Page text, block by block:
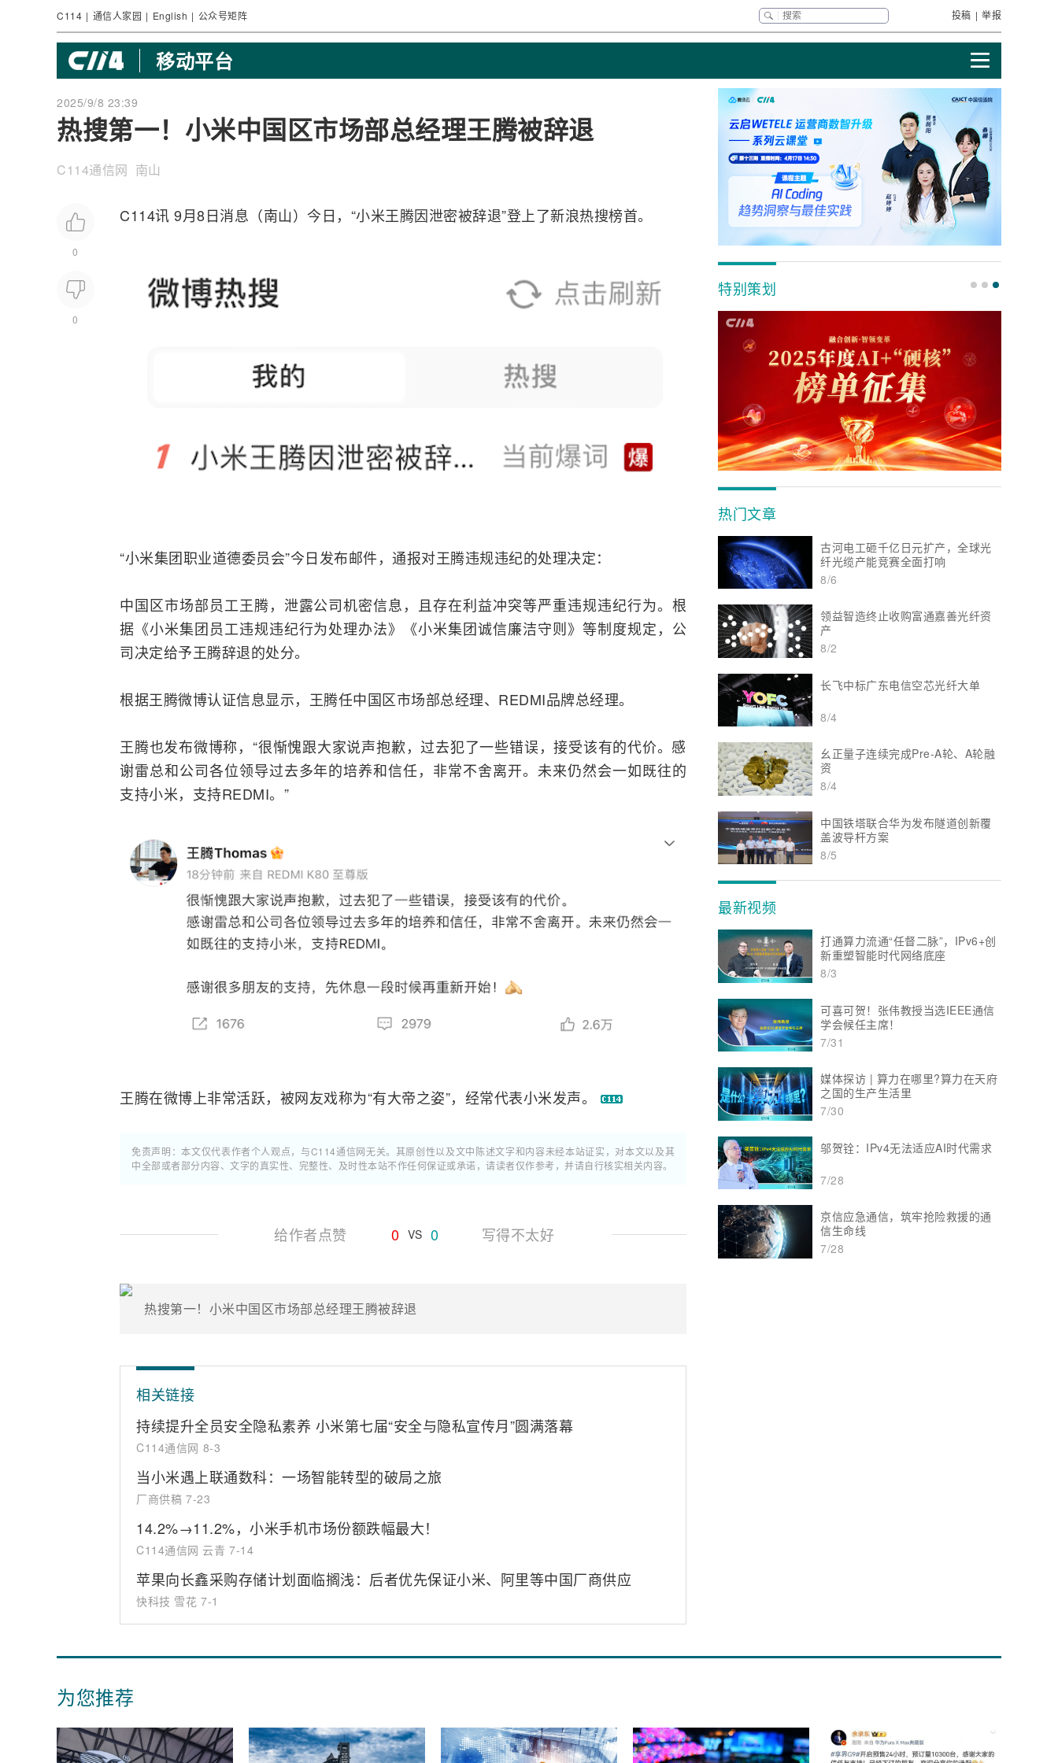
C114 | 通信人家园 | English | 公众号矩阵 投稿 | 举报
移动平台
2025/9/8 23:39
热搜第一！小米中国区市场部总经理王腾被辞退
C114通信网 南山
0
0
C114讯 9月8日消息（南山）今日，“小米王腾因泄密被辞退”登上了新浪热搜榜首。
“小米集团职业道德委员会”今日发布邮件，通报对王腾违规违纪的处理决定：
中国区市场部员工王腾，泄露公司机密信息，且存在利益冲突等严重违规违纪行为。根
据《小米集团员工违规违纪行为处理办法》《小米集团诚信廉洁守则》等制度规定，公
司决定给予王腾辞退的处分。
根据王腾微博认证信息显示，王腾任中国区市场部总经理、REDMI品牌总经理。
王腾也发布微博称，“很惭愧跟大家说声抱歉，过去犯了一些错误，接受该有的代价。感
谢雷总和公司各位领导过去多年的培养和信任，非常不舍离开。未来仍然会一如既往的
支持小米，支持REDMI。”
王腾在微博上非常活跃，被网友戏称为“有大帝之姿”，经常代表小米发声。
免责声明：本文仅代表作者个人观点，与C114通信网无关。其原创性以及文中陈述文字和内容未经本站证实，对本文以及其
中全部或者部分内容、文字的真实性、完整性、及时性本站不作任何保证或承诺，请读者仅作参考，并请自行核实相关内容。
给作者点赞 0 VS 0 写得不太好
热搜第一！小米中国区市场部总经理王腾被辞退
相关链接
持续提升全员安全隐私素养 小米第七届“安全与隐私宣传月”圆满落幕
C114通信网 8-3
当小米遇上联通数科：一场智能转型的破局之旅
厂商供稿 7-23
14.2%→11.2%，小米手机市场份额跌幅最大！
C114通信网 云青 7-14
苹果向长鑫采购存储计划面临搁浅：后者优先保证小米、阿里等中国厂商供应
快科技 雪花 7-1
特别策划
热门文章
古河电工砸千亿日元扩产，全球光
纤光缆产能竞赛全面打响
8/6
领益智造终止收购富通嘉善光纤资
产
8/2
长飞中标广东电信空芯光纤大单
8/4
幺正量子连续完成Pre-A轮、A轮融
资
8/4
中国铁塔联合华为发布隧道创新覆
盖波导杆方案
8/5
最新视频
打通算力流通“任督二脉”，IPv6+创
新重塑智能时代网络底座
8/3
可喜可贺！张伟教授当选IEEE通信
学会候任主席！
7/31
媒体探访 | 算力在哪里?算力在天府
之国的生产生活里
7/30
邬贺铨：IPv4无法适应AI时代需求
7/28
京信应急通信，筑牢抢险救援的通
信生命线
7/28
为您推荐